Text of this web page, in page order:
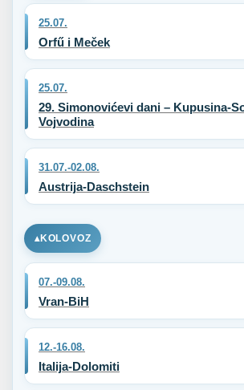
25.07.
Orfű i Meček
25.07.
29. Simonovićevi dani – Kupusina-
Vojvodina
31.07.-02.08.
Austrija-Daschstein
KOLOVOZ
07.-09.08.
Vran-BiH
12.-16.08.
Italija-Dolomiti